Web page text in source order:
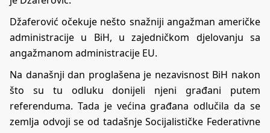
Džaferović očekuje nešto snažniji angažman američke
administracije u BiH, u zajedničkom djelovanju sa
angažmanom administracije EU.
Na današnji dan proglašena je nezavisnost BiH nakon
što su tu odluku donijeli njeni građani putem
referenduma. Tada je većina građana odlučila da se
zemlja odvoji se od tadašnje Socijalističke Federativne